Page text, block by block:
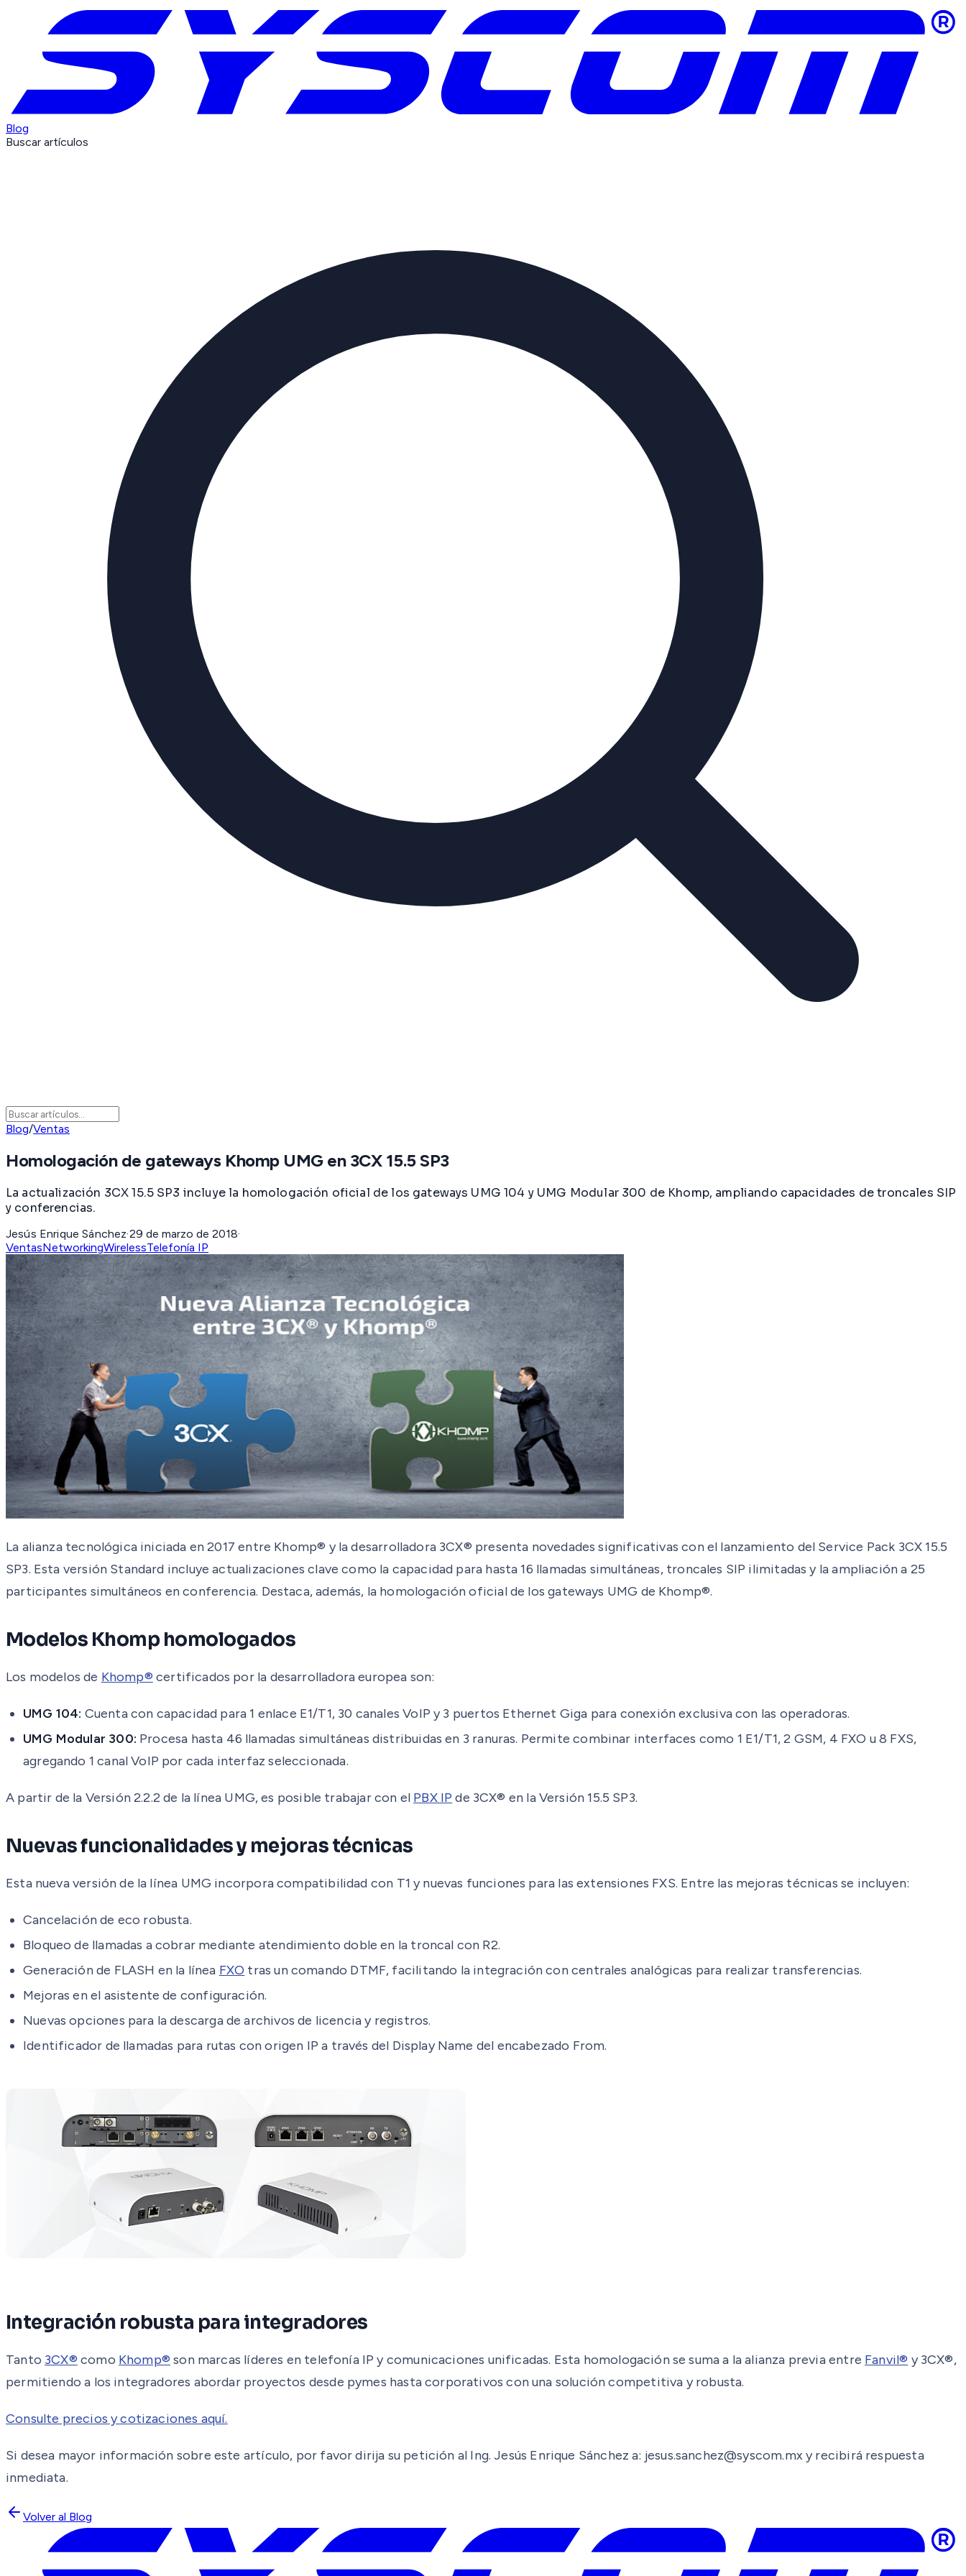
Blog
Buscar artículos
Blog/Ventas
Homologación de gateways Khomp UMG en 3CX 15.5 SP3
La actualización 3CX 15.5 SP3 incluye la homologación oficial de los gateways UMG 104 y UMG Modular 300 de Khomp, ampliando capacidades de troncales SIP
y conferencias.
Jesús Enrique Sánchez·29 de marzo de 2018·
VentasNetworkingWirelessTelefonía IP
La alianza tecnológica iniciada en 2017 entre Khomp® y la desarrolladora 3CX® presenta novedades significativas con el lanzamiento del Service Pack 3CX 15.5
SP3. Esta versión Standard incluye actualizaciones clave como la capacidad para hasta 16 llamadas simultáneas, troncales SIP ilimitadas y la ampliación a 25
participantes simultáneos en conferencia. Destaca, además, la homologación oficial de los gateways UMG de Khomp®.
Modelos Khomp homologados
Los modelos de Khomp® certificados por la desarrolladora europea son:
UMG 104: Cuenta con capacidad para 1 enlace E1/T1, 30 canales VoIP y 3 puertos Ethernet Giga para conexión exclusiva con las operadoras.
UMG Modular 300: Procesa hasta 46 llamadas simultáneas distribuidas en 3 ranuras. Permite combinar interfaces como 1 E1/T1, 2 GSM, 4 FXO u 8 FXS,
agregando 1 canal VoIP por cada interfaz seleccionada.
A partir de la Versión 2.2.2 de la línea UMG, es posible trabajar con el PBX IP de 3CX® en la Versión 15.5 SP3.
Nuevas funcionalidades y mejoras técnicas
Esta nueva versión de la línea UMG incorpora compatibilidad con T1 y nuevas funciones para las extensiones FXS. Entre las mejoras técnicas se incluyen:
Cancelación de eco robusta.
Bloqueo de llamadas a cobrar mediante atendimiento doble en la troncal con R2.
Generación de FLASH en la línea FXO tras un comando DTMF, facilitando la integración con centrales analógicas para realizar transferencias.
Mejoras en el asistente de configuración.
Nuevas opciones para la descarga de archivos de licencia y registros.
Identificador de llamadas para rutas con origen IP a través del Display Name del encabezado From.
Integración robusta para integradores
Tanto 3CX® como Khomp® son marcas líderes en telefonía IP y comunicaciones unificadas. Esta homologación se suma a la alianza previa entre Fanvil® y 3CX®,
permitiendo a los integradores abordar proyectos desde pymes hasta corporativos con una solución competitiva y robusta.
Consulte precios y cotizaciones aquí.
Si desea mayor información sobre este artículo, por favor dirija su petición al Ing. Jesús Enrique Sánchez a: jesus.sanchez@syscom.mx y recibirá respuesta
inmediata.
Volver al Blog